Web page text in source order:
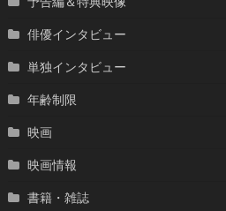
俳優インタビュー
単独インタビュー
年齢制限
映画
映画情報
書籍・雑誌